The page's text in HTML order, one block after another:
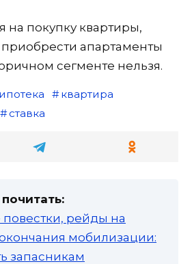
на покупку квартиры,
приобрести апартаменты
сегменте нельзя.
ипотека
квартира
ставка
повестки, рейды на
мобилизации:
запасникам